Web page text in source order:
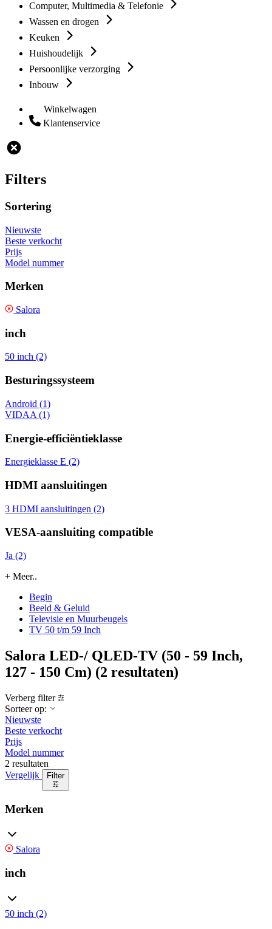
Computer, Multimedia & Telefonie
Wassen en drogen
Keuken
Huishoudelijk
Persoonlijke verzorging
Inbouw
Winkelwagen
Klantenservice
Filters
Sortering
Nieuwste
Beste verkocht
Prijs
Model nummer
Merken
Salora
inch
50 inch (2)
Besturingssysteem
Android (1)
VIDAA (1)
Energie-efficiëntieklasse
Energieklasse E (2)
HDMI aansluitingen
3 HDMI aansluitingen (2)
VESA-aansluiting compatible
Ja (2)
+ Meer..
Begin
Beeld & Geluid
Televisie en Muurbeugels
TV 50 t/m 59 Inch
Salora LED-/ QLED-TV (50 - 59 Inch,
127 - 150 Cm) (2 resultaten)
Verberg filter
Sorteer op:
Nieuwste
Beste verkocht
Prijs
Model nummer
2 resultaten
Vergelijk
Filter
Merken
Salora
inch
50 inch (2)